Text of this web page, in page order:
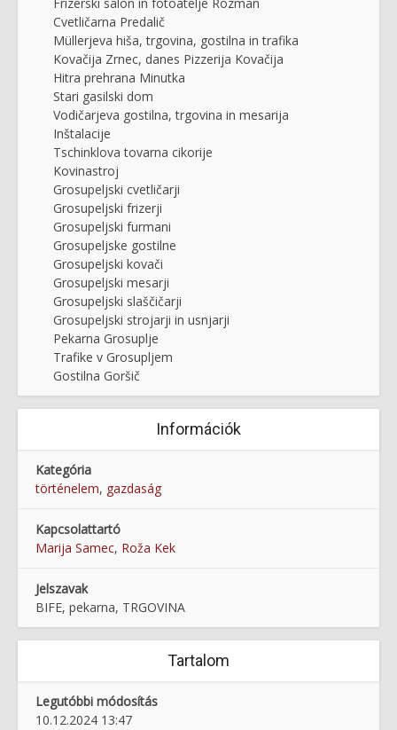
Cvetličarna Predalič
Müllerjeva hiša, trgovina, gostilna in trafika
Kovačija Zrnec, danes Pizzerija Kovačija
Hitra prehrana Minutka
Stari gasilski dom
Vodičarjeva gostilna, trgovina in mesarija
Inštalacije
Tschinklova tovarna cikorije
Kovinastroj
Grosupeljski cvetličarji
Grosupeljski frizerji
Grosupeljski furmani
Grosupeljske gostilne
Grosupeljski kovači
Grosupeljski mesarji
Grosupeljski slaščičarji
Grosupeljski strojarji in usnjarji
Pekarna Grosuplje
Trafike v Grosupljem
Gostilna Goršič
Információk
Kategória
történelem, gazdaság
Kapcsolattartó
Marija Samec, Roža Kek
Jelszavak
BIFE, pekarna, TRGOVINA
Tartalom
Legutóbbi módosítás
10.12.2024 13:47